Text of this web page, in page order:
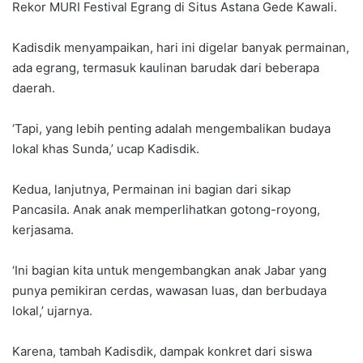
Rekor MURI Festival Egrang di Situs Astana Gede Kawali.
Kadisdik menyampaikan, hari ini digelar banyak permainan,
ada egrang, termasuk kaulinan barudak dari beberapa
daerah.
‘Tapi, yang lebih penting adalah mengembalikan budaya
lokal khas Sunda,’ ucap Kadisdik.
Kedua, lanjutnya, Permainan ini bagian dari sikap
Pancasila. Anak anak memperlihatkan gotong-royong,
kerjasama.
‘Ini bagian kita untuk mengembangkan anak Jabar yang
punya pemikiran cerdas, wawasan luas, dan berbudaya
lokal,’ ujarnya.
Karena, tambah Kadisdik, dampak konkret dari siswa